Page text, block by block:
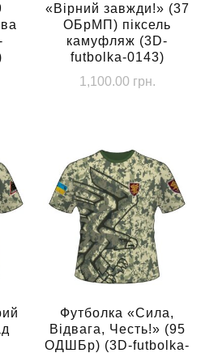
«Вірний завжди!» (37
ОБрМП) піксель
камуфляж (3D-
futbolka-0143)
1,100.00 грн.
має
кілька
варіантів.
Параметри
можна
вибрати
на
сторінці
товару
Футболка «Сила,
Відвага, Честь!» (95
ОДШБр) (3D-futbolka-